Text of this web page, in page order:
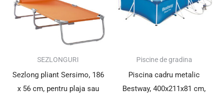
SEZLONGURI
Sezlong pliant Sersimo, 186
x 56 cm, pentru plaja sau
SUPER PREȚ!
Piscine de gradina
Piscina cadru metalic
Bestway, 400x211x81 cm,